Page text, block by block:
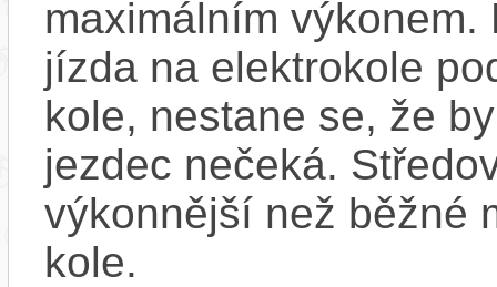
maximálním
jízda na elektrokole
kole, nestane se, že
jezdec nečeká.
výkonnější než běžné
kole.